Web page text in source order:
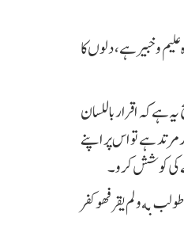
و خبیر ہے ، دلوں کا
ہے کہ اقرار باللسان
ہے تو اس پر اپنے
کی کوشش کرو۔
به و لم يقر فهو كفر